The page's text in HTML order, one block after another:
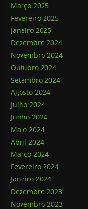
Março 2025
Fevereiro 2025
Janeiro 2025
Dezembro 2024
Novembro 2024
Outubro 2024
Setembro 2024
Agosto 2024
Julho 2024
Junho 2024
Maio 2024
Abril 2024
Março 2024
Fevereiro 2024
Janeiro 2024
Dezembro 2023
Novembro 2023